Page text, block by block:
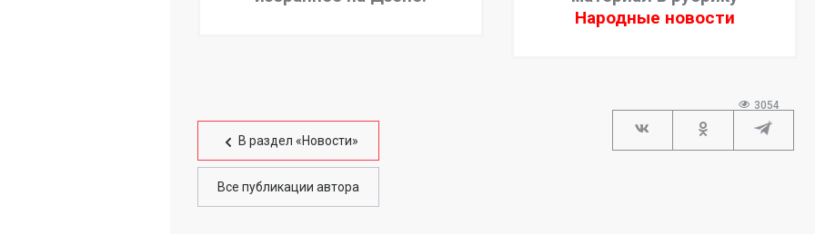
Народные новости
В раздел «Новости»
Все публикации автора
3054